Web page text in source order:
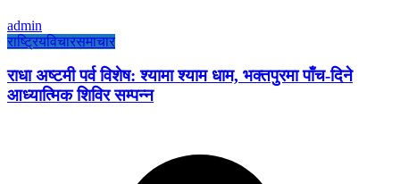
admin
राष्ट्रियविचारसमाचार
राधा अष्टमी पर्व विशेष: श्यामा श्याम धाम, भक्तपुरमा पाँच-दिने
आध्यात्मिक शिविर सम्पन्न